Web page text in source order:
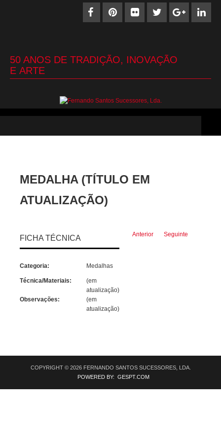
50 ANOS DE TRADIÇÃO, INOVAÇÃO
E ARTE
MEDALHA (TÍTULO EM
ATUALIZAÇÃO)
FICHA TÉCNICA
Categoria: Medalhas
Técnica/Materiais:
(em
atualização)
Observações:
(em
atualização)
Anterior Seguinte
COPYRIGHT © 2026 FERNANDO SANTOS SUCESSORES, LDA.
POWERED BY: GESPT.COM